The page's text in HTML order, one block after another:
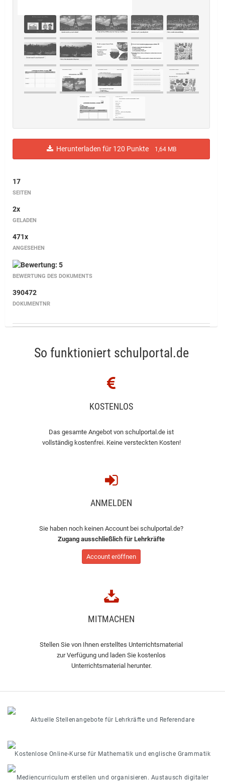
Herunterladen für 120 Punkte 1,64 MB
17
SEITEN
2x
GELADEN
471x
ANGESEHEN
BEWERTUNG DES DOKUMENTS
390472
DOKUMENTNR
So funktioniert schulportal.de
KOSTENLOS
Das gesamte Angebot von schulportal.de ist
vollständig kostenfrei. Keine versteckten Kosten!
ANMELDEN
Sie haben noch keinen Account bei schulportal.de?
Zugang ausschließlich für Lehrkräfte
Account eröffnen
MITMACHEN
Stellen Sie von Ihnen erstelltes Unterrichtsmaterial
zur Verfügung und laden Sie kostenlos
Unterrichtsmaterial herunter.
Aktuelle Stellenangebote für Lehrkräfte und Referendare
Kostenlose Online-Kurse für Mathematik und englische Grammatik
Mediencurriculum erstellen und organisieren. Austausch digitaler